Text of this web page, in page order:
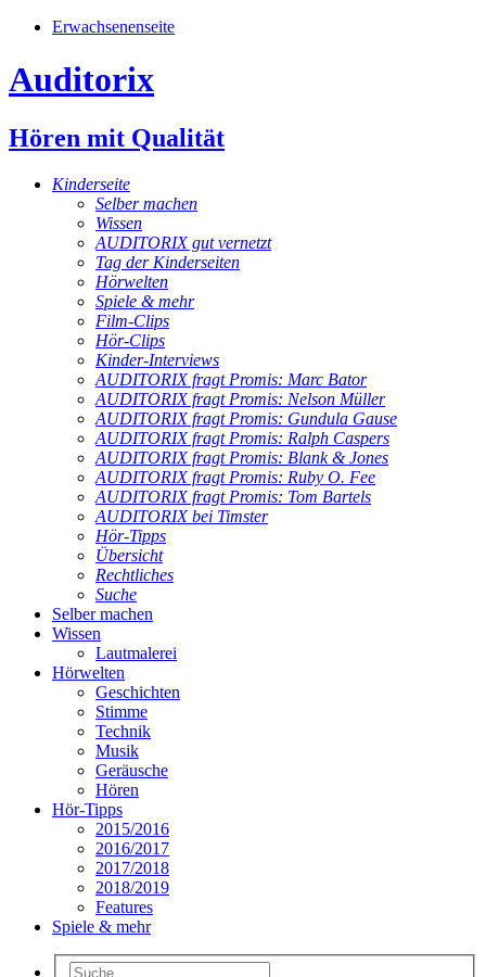
Erwachsenenseite
Auditorix
Hören mit Qualität
Kinderseite
Selber machen
Wissen
AUDITORIX gut vernetzt
Tag der Kinderseiten
Hörwelten
Spiele & mehr
Film-Clips
Hör-Clips
Kinder-Interviews
AUDITORIX fragt Promis: Marc Bator
AUDITORIX fragt Promis: Nelson Müller
AUDITORIX fragt Promis: Gundula Gause
AUDITORIX fragt Promis: Ralph Caspers
AUDITORIX fragt Promis: Blank & Jones
AUDITORIX fragt Promis: Ruby O. Fee
AUDITORIX fragt Promis: Tom Bartels
AUDITORIX bei Timster
Hör-Tipps
Übersicht
Rechtliches
Suche
Selber machen
Wissen
Lautmalerei
Hörwelten
Geschichten
Stimme
Technik
Musik
Geräusche
Hören
Hör-Tipps
2015/2016
2016/2017
2017/2018
2018/2019
Features
Spiele & mehr